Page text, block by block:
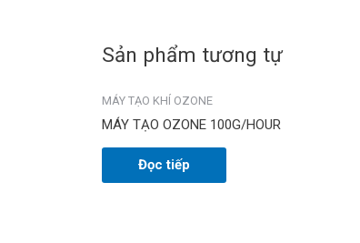
Sản phẩm tương tự
MÁY TẠO KHÍ OZONE
MÁY TẠO OZONE 100G/HOUR
Đọc tiếp